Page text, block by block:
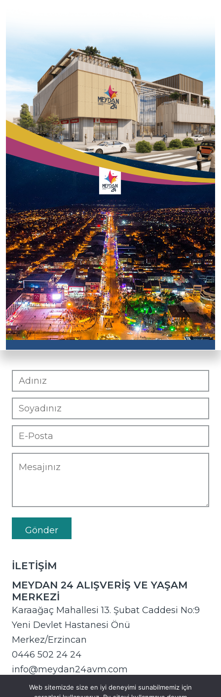
İLETİŞİM
MEYDAN 24 ALIŞVERİŞ VE YAŞAM
MERKEZİ
Karaağaç Mahallesi 13. Şubat Caddesi No:9
Yeni Devlet Hastanesi Önü
Merkez/Erzincan
0446 502 24 24
info@meydan24avm.com
Web sitemizde size en iyi deneyimi sunabilmemiz için